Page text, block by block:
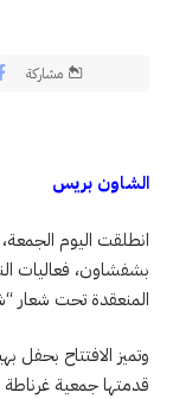
مشاركة
الشاون بريس
انطلقت اليوم
بشفشاون، فعاليات
المنعقدة تحت شعار
وتميز الافتتاح بحفل
قدمتها جمعية غرناطة